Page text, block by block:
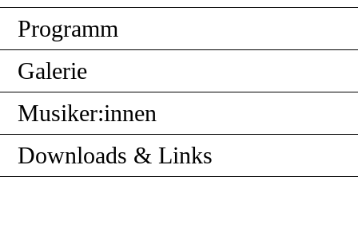
Programm
Galerie
Musiker:innen
Downloads & Links